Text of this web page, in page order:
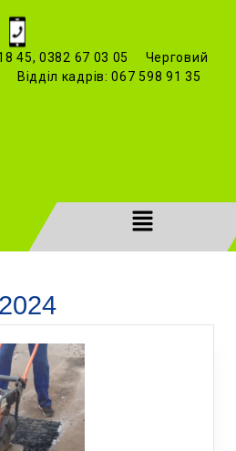
45, 0382 67 03 05 Черговий
кадрів: 067 598 91 35